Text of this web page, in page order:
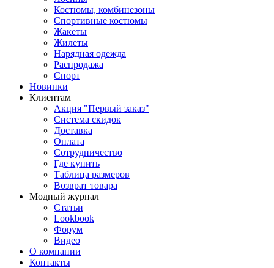
Костюмы, комбинезоны
Спортивные костюмы
Жакеты
Жилеты
Нарядная одежда
Распродажа
Спорт
Новинки
Клиентам
Акция "Первый заказ"
Система скидок
Доставка
Оплата
Сотрудничество
Где купить
Таблица размеров
Возврат товара
Модный журнал
Статьи
Lookbook
Форум
Видео
О компании
Контакты